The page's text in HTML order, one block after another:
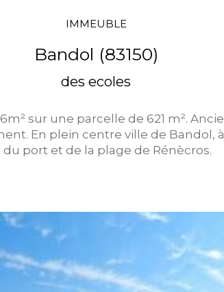
IMMEUBLE
Bandol (83150)
des ecoles
sur une parcelle de 621 m².
En plein centre ville de Bandol,
port et de la plage de Rénècros.